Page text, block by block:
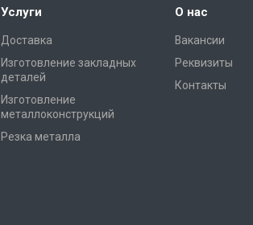
Услуги
Доставка
Изготовление закладных
деталей
Изготовление
металлоконструкций
Резка металла
О нас
Вакансии
Реквизиты
Контакты